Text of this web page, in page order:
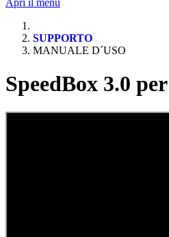
Apri il menù
SUPPORTO
MANUALE D´USO
SpeedBox 3.0